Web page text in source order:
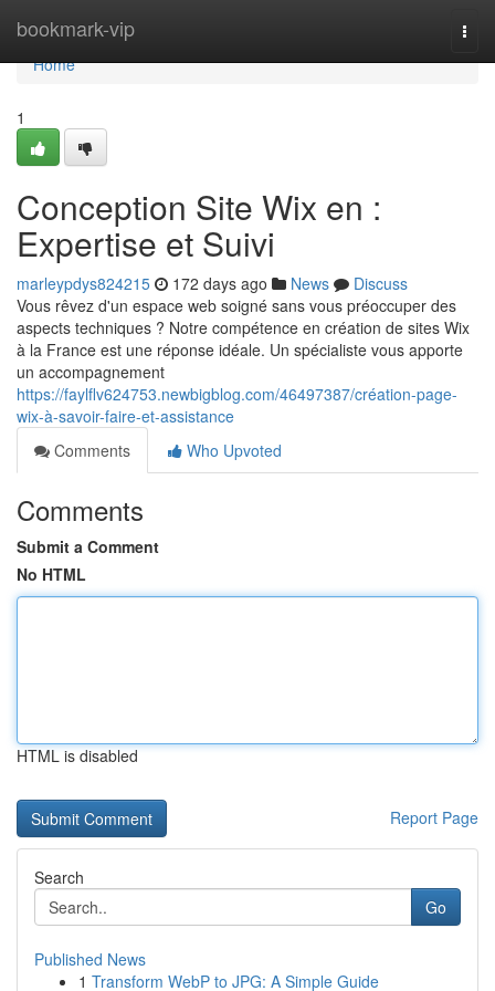
bookmark-vip
Home
Home
1
Conception Site Wix en :
Expertise et Suivi
marleypdys824215 172 days ago News
Discuss
Vous rêvez d'un espace web soigné sans vous préoccuper des
aspects techniques ? Notre compétence en création de sites Wix
à la France est une réponse idéale. Un spécialiste vous apporte
un accompagnement
https://faylflv624753.newbigblog.com/46497387/création-page-
wix-à-savoir-faire-et-assistance
Comments
Who Upvoted
Comments
Submit a Comment
No HTML
HTML is disabled
Report Page
Search
Go
Published News
1 Transform WebP to JPG: A Simple Guide